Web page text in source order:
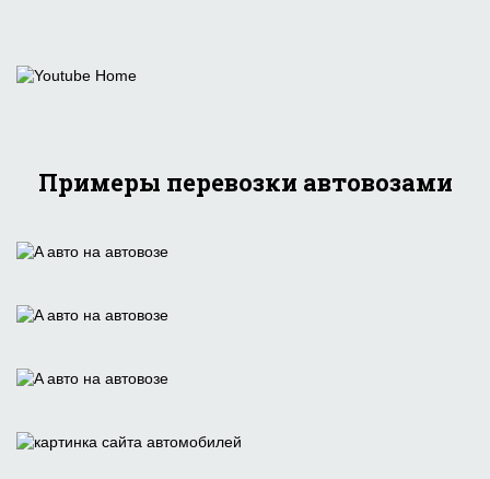
Примеры перевозки автовозами